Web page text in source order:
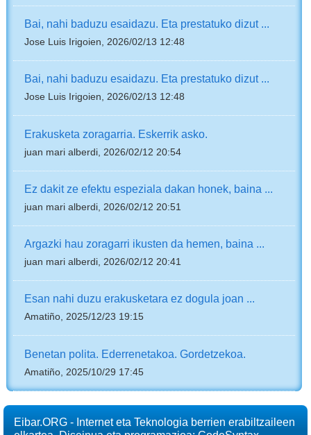
Bai, nahi baduzu esaidazu. Eta prestatuko dizut ...
Jose Luis Irigoien, 2026/02/13 12:48
Bai, nahi baduzu esaidazu. Eta prestatuko dizut ...
Jose Luis Irigoien, 2026/02/13 12:48
Erakusketa zoragarria. Eskerrik asko.
juan mari alberdi, 2026/02/12 20:54
Ez dakit ze efektu espeziala dakan honek, baina ...
juan mari alberdi, 2026/02/12 20:51
Argazki hau zoragarri ikusten da hemen, baina ...
juan mari alberdi, 2026/02/12 20:41
Esan nahi duzu erakusketara ez dogula joan ...
Amatiño, 2025/12/23 19:15
Benetan polita. Ederrenetakoa. Gordetzekoa.
Amatiño, 2025/10/29 17:45
Eibar.ORG - Internet eta Teknologia berrien erabiltzaileen